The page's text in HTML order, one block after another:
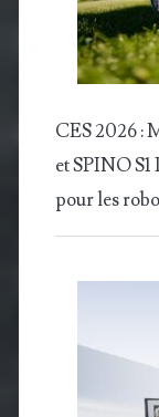
CES 2026 :
et SPINO
pour les